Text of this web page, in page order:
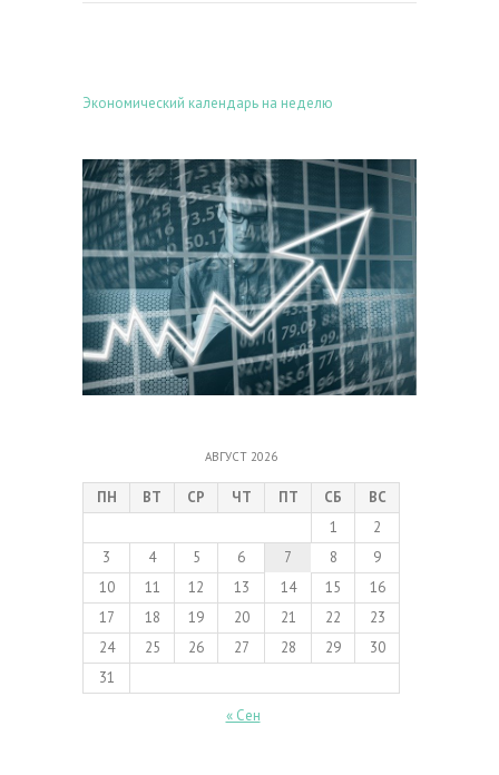
Экономический календарь на неделю
АВГУСТ 2026
ПН ВТ СР ЧТ ПТ СБ
ВС
1
2
3
4 5 6 7 8
9
10
11 12 13 14 15
16
17
18 19 20 21 22
23
24
25 26 27 28 29
30
31
« Сен